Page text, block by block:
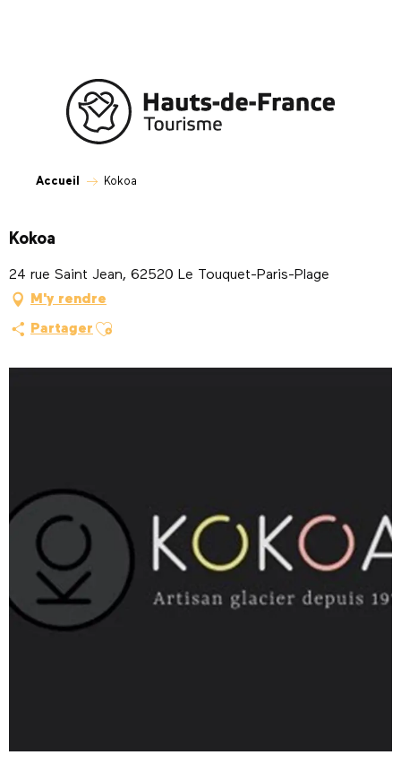
Accueil Kokoa
Kokoa
24 rue Saint Jean, 62520 Le Touquet-Paris-Plage
M'y rendre
Partager Ajouter aux favoris